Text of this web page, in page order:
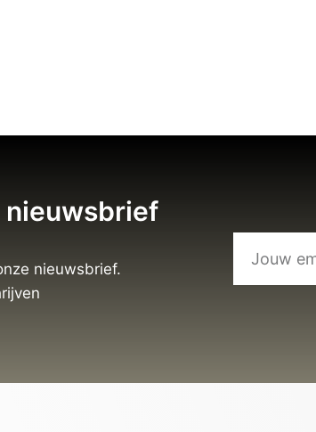
nieuwsbrief
nieuwsbrief.